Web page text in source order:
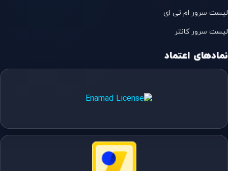
لیست سرور ام تی ای
لیست سرور کانتر
نمادهای اعتماد